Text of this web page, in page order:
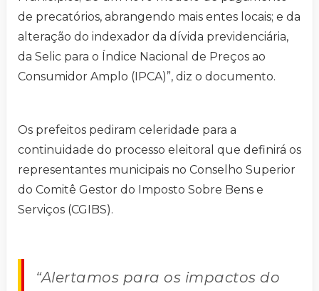
de precatórios, abrangendo mais entes locais; e da
alteração do indexador da dívida previdenciária,
da Selic para o Índice Nacional de Preços ao
Consumidor Amplo (IPCA)”, diz o documento.
Os prefeitos pediram celeridade para a
continuidade do processo eleitoral que definirá os
representantes municipais no Conselho Superior
do Comitê Gestor do Imposto Sobre Bens e
Serviços (CGIBS).
“Alertamos para os impactos do